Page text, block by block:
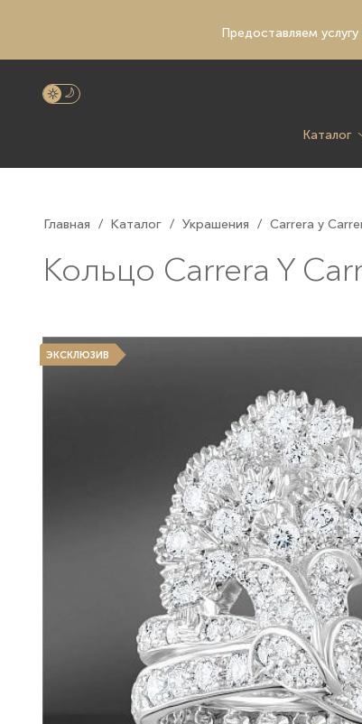
Предоставляем услугу
Каталог
Главная / Каталог / Украшения / Carrera y
Кольцо Carrera Y
ЭКСКЛЮЗИВ